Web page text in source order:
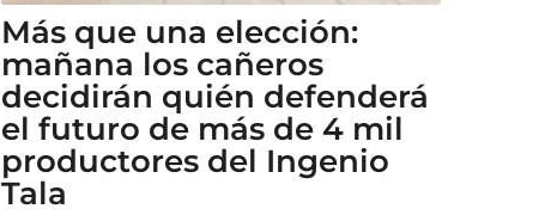
Más que una elección:
mañana los cañeros
decidirán quién defenderá
el futuro de más de 4 mil
productores del Ingenio
Tala